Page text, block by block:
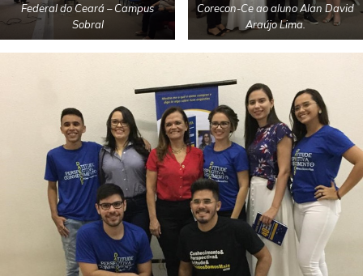
Federal do Ceará – Campus
Sobral
Corecon-Ce ao aluno Alan David
Araújo Lima.